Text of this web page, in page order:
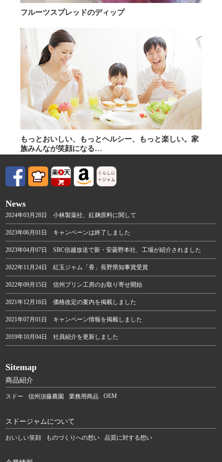
フルーツスプレッドのディップ
もっとおいしい、もっとヘルシー、もっと楽しい。家
族みんなが笑顔になる…
News
2024年03月28日 小林製薬社、紅麹原料に関して
2023年06月01日 キャンペーンは終了しました
2023年04月07日 SBC信越放送で新・安曇野本社、工場が紹介されました
2022年11月24日 紅玉ジャム「香」長野県知事賞受賞
2022年09月15日 信州プリン工房のお取り寄せ開始
2021年12月16日 価格改定の案内を掲載しました
2021年07月01日 キャンペーン情報を掲載しました
2019年10月04日 社員紹介を更新しました
Sitemap
商品紹介
スドー 信州須藤農園 業務用商品 OEM
スドージャムについて
おいしい笑顔 ものづくりへの想い 品質に対する想い